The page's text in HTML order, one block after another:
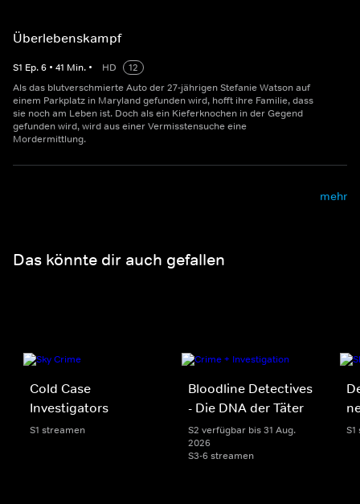
Überlebenskampf
S1 Ep.6 • 41 Min. • HD
12
Als das blutverschmierte Auto der 27-jährigen Stefanie Watson auf
einem Parkplatz in Maryland gefunden wird, hofft ihre Familie, dass
sie noch am Leben ist. Doch als ein Kieferknochen in der Gegend
gefunden wird, wird aus einer Vermisstensuche eine
Mordermittlung.
mehr
Das könnte dir auch gefallen
Cold Case
Investigators
S1 streamen
Bloodline Detectives
- Die DNA der Täter
S2 verfügbar bis 31 Aug.
2026
S3-6 streamen